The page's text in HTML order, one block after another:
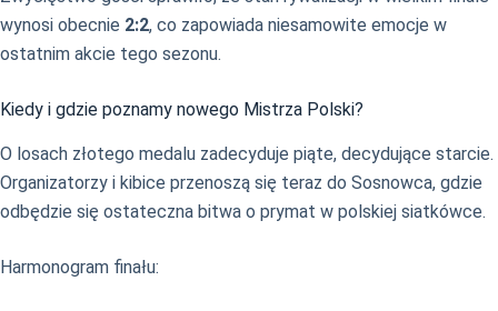
wynosi obecnie 2:2, co zapowiada niesamowite emocje w
ostatnim akcie tego sezonu.
Kiedy i gdzie poznamy nowego Mistrza Polski?
O losach złotego medalu zadecyduje piąte, decydujące starcie.
Organizatorzy i kibice przenoszą się teraz do Sosnowca, gdzie
odbędzie się ostateczna bitwa o prymat w polskiej siatkówce.
Harmonogram finału: